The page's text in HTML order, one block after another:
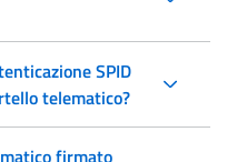
SPID
telematico?
firmato